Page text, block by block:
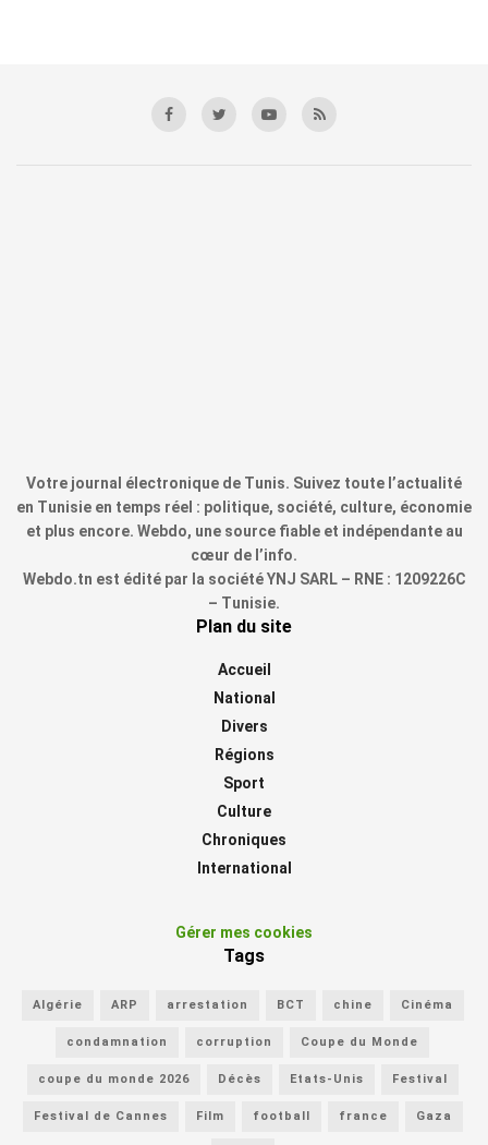
Votre journal électronique de Tunis. Suivez toute l’actualité
en Tunisie en temps réel : politique, société, culture, économie
et plus encore. Webdo, une source fiable et indépendante au
cœur de l’info.
Webdo.tn est édité par la société YNJ SARL – RNE : 1209226C
– Tunisie.
Plan du site
Accueil
National
Divers
Régions
Sport
Culture
Chroniques
International
Gérer mes cookies
Tags
Algérie ARP arrestation BCT chine Cinéma
condamnation corruption Coupe du Monde
coupe du monde 2026 Décès Etats-Unis Festival
Festival de Cannes Film football france Gaza